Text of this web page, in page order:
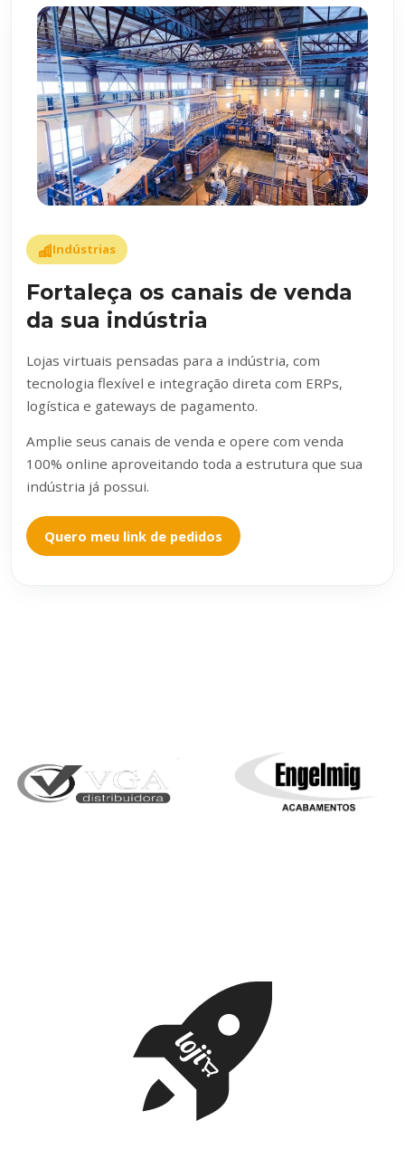
Indústrias
Fortaleça os canais de venda
da sua indústria
Lojas virtuais pensadas para a indústria, com
tecnologia flexível e integração direta com ERPs,
logística e gateways de pagamento.
Amplie seus canais de venda e opere com venda
100% online aproveitando toda a estrutura que sua
indústria já possui.
Quero meu link de pedidos